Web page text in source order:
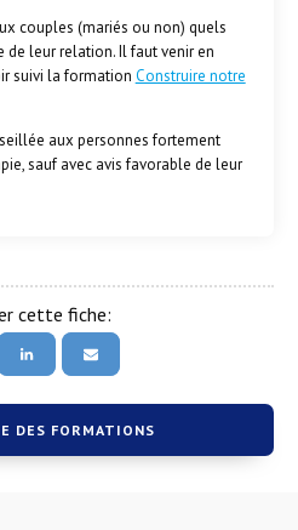
couples (mariés ou non) quels
leur relation. Il faut venir en
suivi la formation Construire notre
aux personnes fortement
sauf avec avis favorable de leur
cette fiche:
DES FORMATIONS